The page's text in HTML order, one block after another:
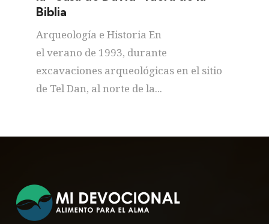
Biblia
Arqueología e Historia En
el verano de 1993, durante
excavaciones arqueológicas en el sitio
de Tel Dan, al norte de la...